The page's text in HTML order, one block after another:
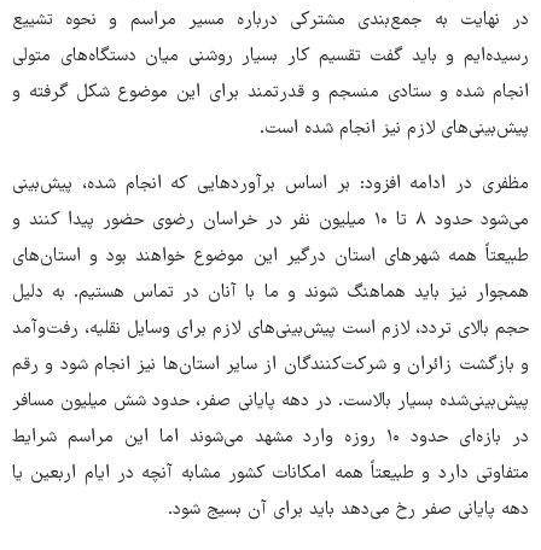
در نهایت به جمع‌بندی مشترکی درباره مسیر مراسم و نحوه تشییع
رسیده‌ایم و باید گفت تقسیم کار بسیار روشنی میان دستگاه‌های متولی
انجام شده و ستادی منسجم و قدرتمند برای این موضوع شکل گرفته و
پیش‌بینی‌های لازم نیز انجام شده است.
مظفری در ادامه افزود: بر اساس برآوردهایی که انجام شده، پیش‌بینی
می‌شود حدود ۸ تا ۱۰ میلیون نفر در خراسان رضوی حضور پیدا کنند و
طبیعتاً همه شهرهای استان درگیر این موضوع خواهند بود و استان‌های
همجوار نیز باید هماهنگ شوند و ما با آنان در تماس هستیم. به دلیل
حجم بالای تردد، لازم است پیش‌بینی‌های لازم برای وسایل نقلیه، رفت‌وآمد
و بازگشت زائران و شرکت‌کنندگان از سایر استان‌ها نیز انجام شود و رقم
پیش‌بینی‌شده بسیار بالاست. در دهه پایانی صفر، حدود شش میلیون مسافر
در بازه‌ای حدود ۱۰ روزه وارد مشهد می‌شوند اما این مراسم شرایط
متفاوتی دارد و طبیعتاً همه امکانات کشور مشابه آنچه در ایام اربعین یا
دهه پایانی صفر رخ می‌دهد باید برای آن بسیج شود.